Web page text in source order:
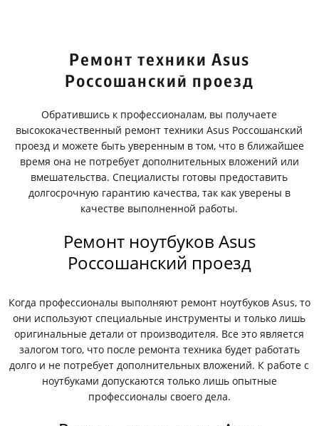
Ремонт техники Asus
Россошанский проезд
Обратившись к профессионалам, вы получаете
высококачественный ремонт техники Asus Россошанский
проезд и можете быть уверенным в том, что в ближайшее
время она не потребует дополнительных вложений или
вмешательства. Специалисты готовы предоставить
долгосрочную гарантию качества, так как уверены в
качестве выполненной работы.
Ремонт ноутбуков Asus
Россошанский проезд
Когда профессионалы выполняют ремонт ноутбуков Asus, то
они используют специальные инструменты и только лишь
оригинальные детали от производителя. Все это является
залогом того, что после ремонта техника будет работать
долго и не потребует дополнительных вложений. К работе с
ноутбуками допускаются только лишь опытные
профессионалы своего дела.